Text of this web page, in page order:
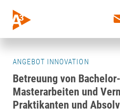
ANGEBOT INNOVATION
Betreuung von
Masterarbeiten und
Praktikanten und